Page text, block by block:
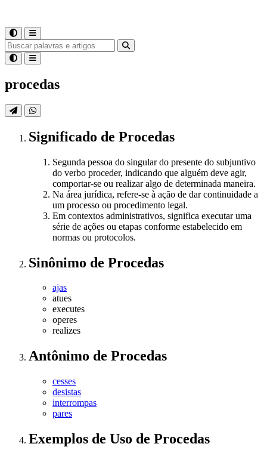
procedas
Significado de Procedas
Segunda pessoa do singular do presente do subjuntivo
do verbo proceder, indicando que alguém deve agir,
comportar-se ou realizar algo de determinada maneira.
Na área jurídica, refere-se à ação de dar continuidade a
um processo ou procedimento legal.
Em contextos administrativos, significa executar uma
série de ações ou etapas conforme estabelecido em
normas ou protocolos.
Sinônimo de Procedas
ajas
atues
executes
operes
realizes
Antônimo de Procedas
cesses
desistas
interrompas
pares
Exemplos de Uso de Procedas